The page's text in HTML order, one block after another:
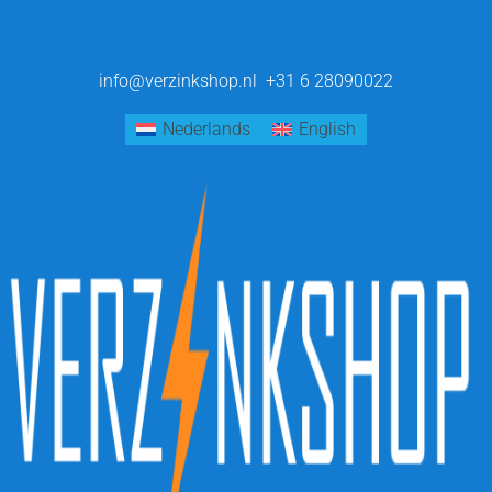
info@verzinkshop.nl +31 6 28090022
Nederlands English